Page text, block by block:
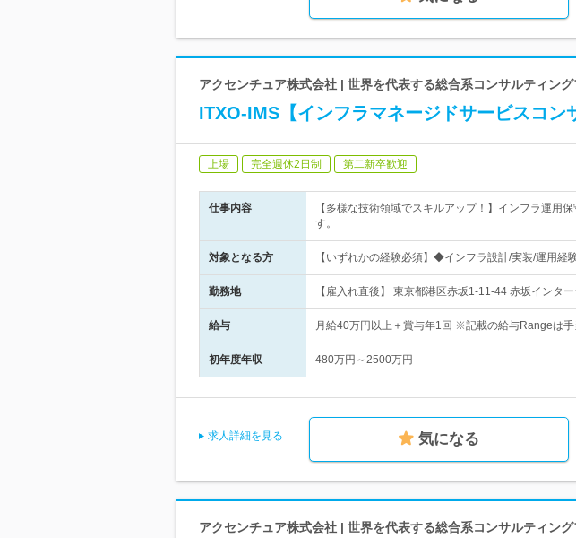
アクセンチュア株式会社 | 世界を代表する総合系コンサルティング
ITXO-IMS【インフラマネージドサービスコン
上場 完全週休2日制 第二新卒歓迎
仕事内容
【多様な技術領域でスキルアップ！】インフラ運用
す。
対象となる方 【いずれかの経験必須】◆インフラ設計/実装/運用
勤務地 【雇入れ直後】 東京都港区赤坂1-11-44 赤坂インタ
給与 月給40万円以上＋賞与年1回 ※記載の給与Rangeは
初年度年収 480万円～2500万円
求人詳細を見る 気になる
アクセンチュア株式会社 | 世界を代表する総合系コンサルティング